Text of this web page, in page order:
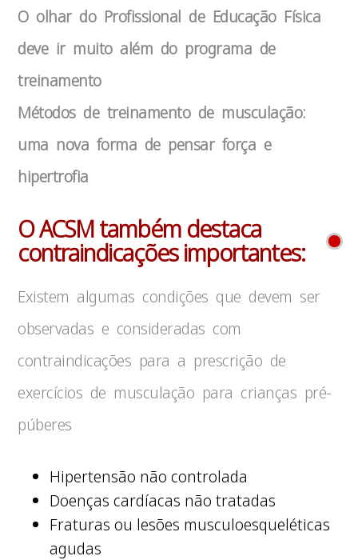
O olhar do Profissional de Educação Física
deve ir muito além do programa de
treinamento
Métodos de treinamento de musculação:
uma nova forma de pensar força e
hipertrofia
O ACSM também destaca
contraindicações importantes:
Existem algumas condições que devem ser
observadas e consideradas com
contraindicações para a prescrição de
exercícios de musculação para crianças pré-
púberes
Hipertensão não controlada
Doenças cardíacas não tratadas
Fraturas ou lesões musculoesqueléticas
agudas